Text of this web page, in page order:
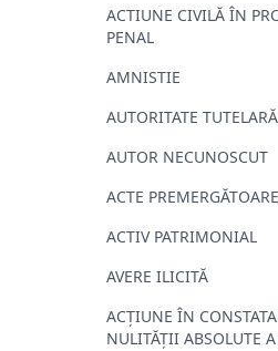
ACTIUNE CIVILĂ ÎN
PENAL
AMNISTIE
AUTORITATE TUTELARĂ
AUTOR NECUNOSCUT
ACTE PREMERGĂTOARE
ACTIV PATRIMONIAL
AVERE ILICITĂ
ACȚIUNE ÎN
NULITĂȚII ABSOLUTE A UNUI ACT